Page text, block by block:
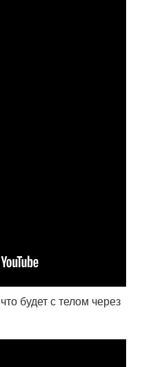
будет с телом через